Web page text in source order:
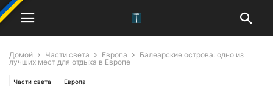
Домой Части света Европа
Балеарские острова: одно из
лучших мест для отдыха в Европе
Части света Европа